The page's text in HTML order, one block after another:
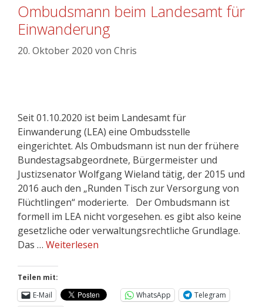
Ombudsmann beim Landesamt für
Einwanderung
20. Oktober 2020 von Chris
Seit 01.10.2020 ist beim Landesamt für
Einwanderung (LEA) eine Ombudsstelle
eingerichtet. Als Ombudsmann ist nun der frühere
Bundestagsabgeordnete, Bürgermeister und
Justizsenator Wolfgang Wieland tätig, der 2015 und
2016 auch den „Runden Tisch zur Versorgung von
Flüchtlingen“ moderierte. Der Ombudsmann ist
formell im LEA nicht vorgesehen. es gibt also keine
gesetzliche oder verwaltungsrechtliche Grundlage.
Das … Weiterlesen
Teilen mit:
E-Mail
WhatsApp
Telegram